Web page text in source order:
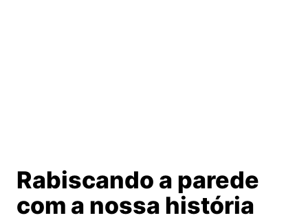
Rabiscando a parede
com a nossa história